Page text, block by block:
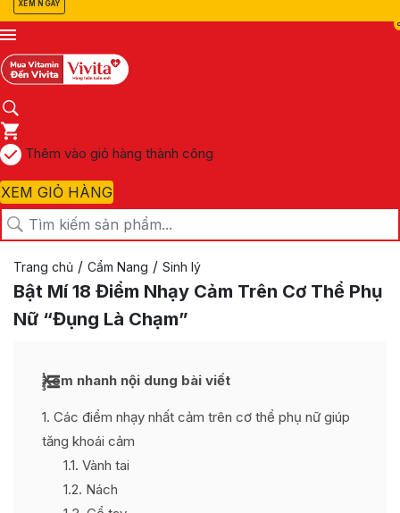
XEM NGAY
0
Thêm vào giỏ hàng thành công
XEM GIỎ HÀNG
Trang chủ / Cẩm Nang / Sinh lý
Bật Mí 18 Điểm Nhạy Cảm Trên Cơ Thể Phụ
Nữ “Đụng Là Chạm”
Xem nhanh nội dung bài viết
1 Các điểm nhạy nhất cảm trên cơ thể phụ nữ giúp
tăng khoái cảm
1.1 Vành tai
1.2 Nách